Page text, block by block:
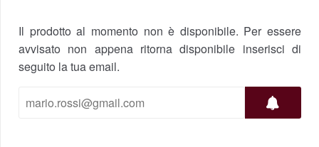
Il prodotto al momento non è disponibile. Per essere
avvisato non appena ritorna disponibile inserisci di
seguito la tua email.